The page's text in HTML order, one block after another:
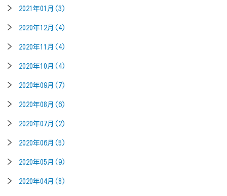
2021年01月(3)
2020年12月(4)
2020年11月(4)
2020年10月(4)
2020年09月(7)
2020年08月(6)
2020年07月(2)
2020年06月(5)
2020年05月(9)
2020年04月(8)